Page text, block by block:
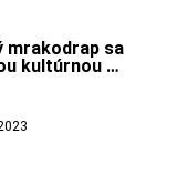
mrakodrap sa
kultúrnou